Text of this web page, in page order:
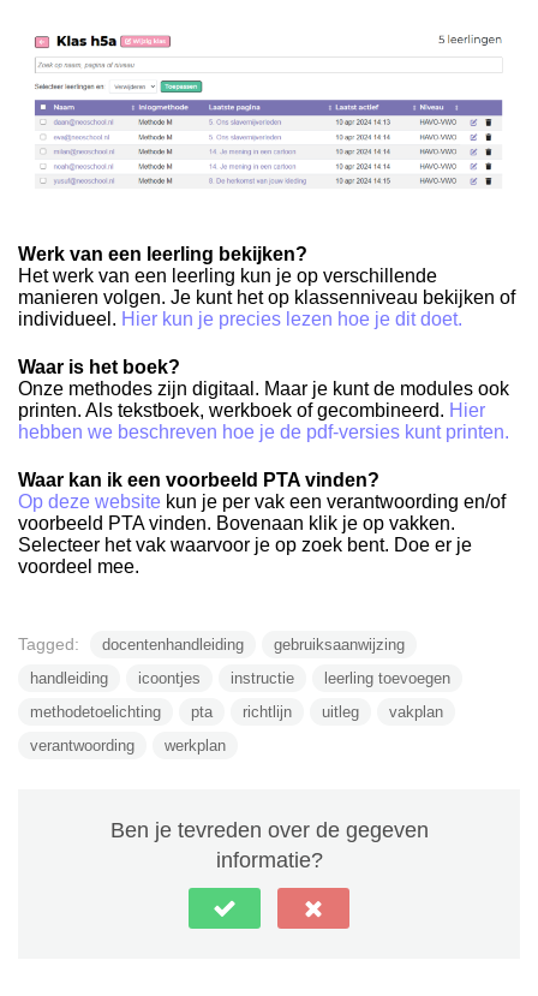
Werk van een leerling bekijken?
Het werk van een leerling kun je op verschillende
manieren volgen. Je kunt het op klassenniveau bekijken of
individueel. Hier kun je precies lezen hoe je dit doet.
Waar is het boek?
Onze methodes zijn digitaal. Maar je kunt de modules ook
printen. Als tekstboek, werkboek of gecombineerd. Hier
hebben we beschreven hoe je de pdf-versies kunt printen.
Waar kan ik een voorbeeld PTA vinden?
Op deze website kun je per vak een verantwoording en/of
voorbeeld PTA vinden. Bovenaan klik je op vakken.
Selecteer het vak waarvoor je op zoek bent. Doe er je
voordeel mee.
Tagged: docentenhandleiding
gebruiksaanwijzing
handleiding
icoontjes instructie
leerling toevoegen
methodetoelichting
pta richtlijn uitleg
vakplan
verantwoording
werkplan
Ben je tevreden over de gegeven
informatie?